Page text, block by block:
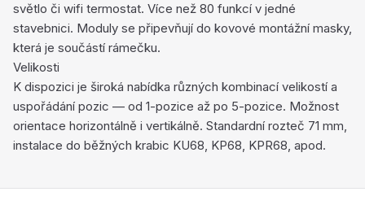
světlo či wifi termostat. Více než 80 funkcí v jedné
stavebnici. Moduly se připevňují do kovové montážní masky,
která je součástí rámečku.
Velikosti
K dispozici je široká nabídka různých kombinací velikostí a
uspořádání pozic — od 1-pozice až po 5-pozice. Možnost
orientace horizontálně i vertikálně. Standardní rozteč 71 mm,
instalace do běžných krabic KU68, KP68, KPR68, apod.